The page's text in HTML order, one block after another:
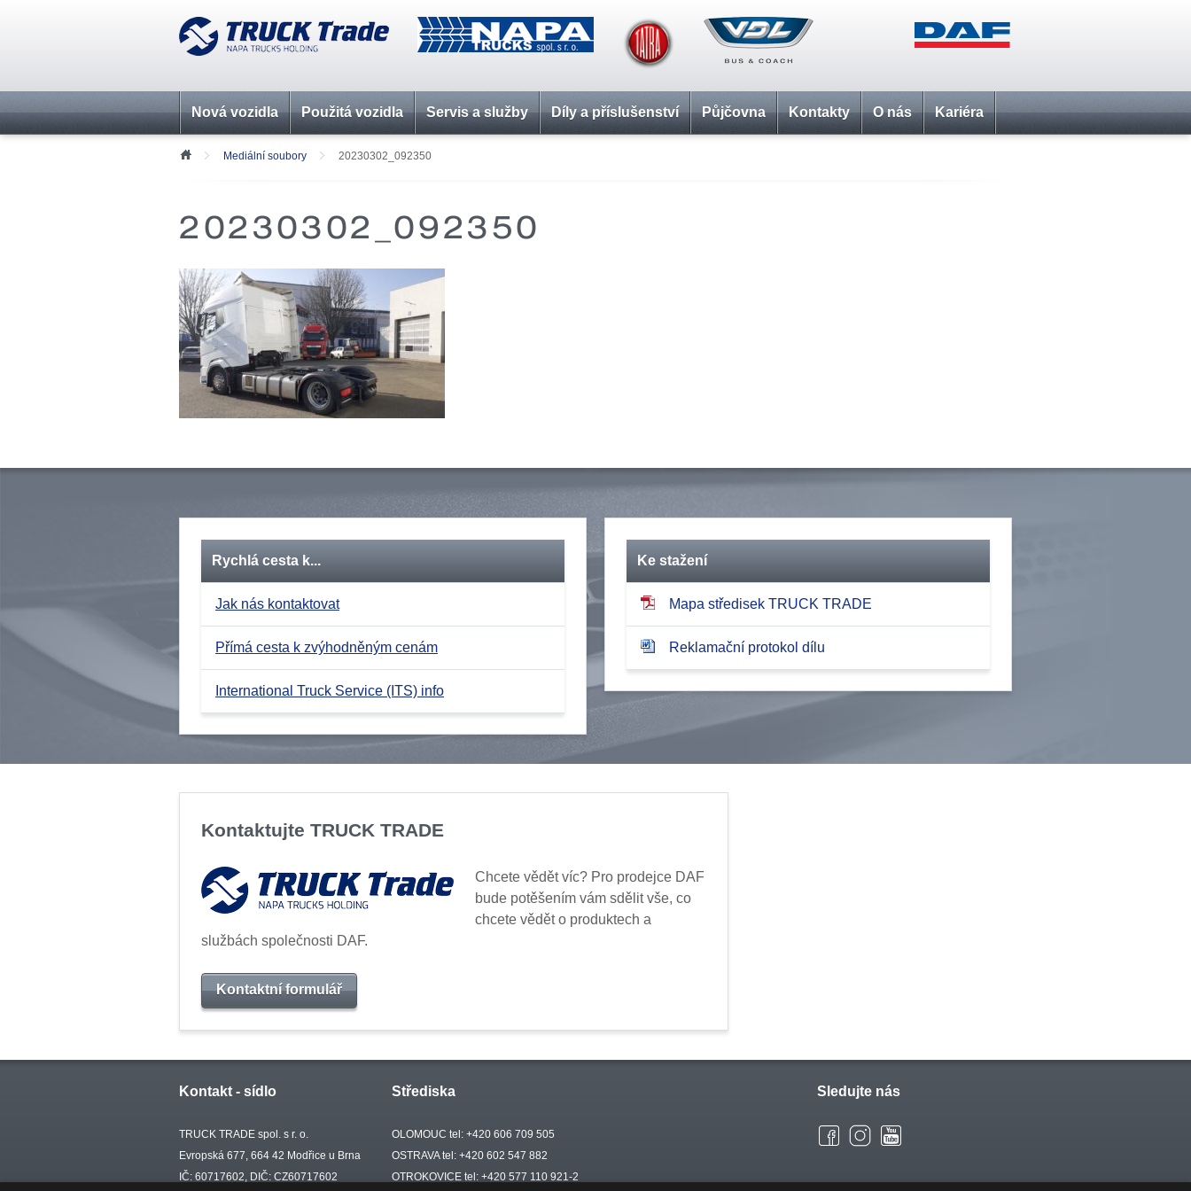
Nová vozidla Použitá vozidla Servis a služby Díly a příslušenství Půjčovna Kontakty O nás Kariéra
Mediální soubory 20230302_092350
20230302_092350
Rychlá cesta k...
Jak nás kontaktovat
Přímá cesta k zvýhodněným cenám
International Truck Service (ITS) info
Ke stažení
Mapa středisek TRUCK TRADE
Reklamační protokol dílu
Kontaktujte TRUCK TRADE
Chcete vědět víc? Pro prodejce DAF
bude potěšením vám sdělit vše, co
chcete vědět o produktech a
službách společnosti DAF.
Kontaktní formulář
Kontakt - sídlo
TRUCK TRADE spol. s r. o.
Evropská 677, 664 42 Modřice u Brna
IČ: 60717602, DIČ: CZ60717602
Střediska
OLOMOUC tel: +420 606 709 505
OSTRAVA tel: +420 602 547 882
OTROKOVICE tel: +420 577 110 921-2
Sledujte nás